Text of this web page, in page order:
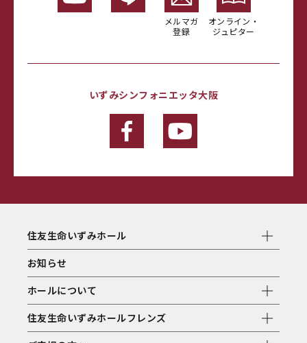
メルマガ
登録
オンライン・
ジュピター
いずみシンフォニエッタ大阪
住友生命いずみホール
お知らせ
ホールについて
住友生命いずみホールフレンズ